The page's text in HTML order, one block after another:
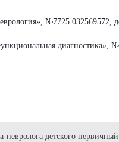
№7725 032569572,
диагностика»,
невролога детского первичный